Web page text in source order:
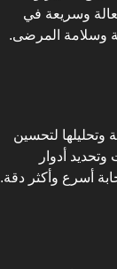
وسريعة في
وسلامة المرضى.
وتحليلها لتحسين
أدوار
أسرع وأكثر دقة.